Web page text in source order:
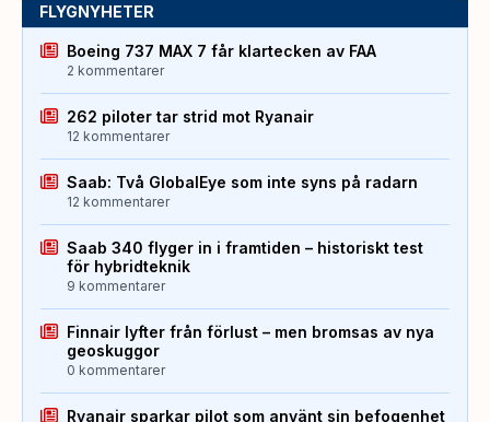
FLYGNYHETER
Boeing 737 MAX 7 får klartecken av FAA
2 kommentarer
262 piloter tar strid mot Ryanair
12 kommentarer
Saab: Två GlobalEye som inte syns på radarn
12 kommentarer
Saab 340 flyger in i framtiden – historiskt test
för hybridteknik
9 kommentarer
Finnair lyfter från förlust – men bromsas av nya
geoskuggor
0 kommentarer
Ryanair sparkar pilot som använt sin befogenhet